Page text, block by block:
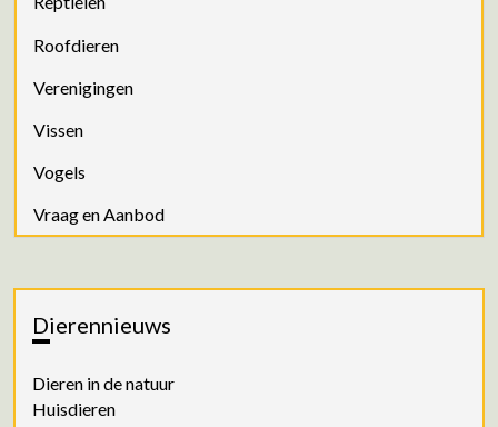
Roofdieren
Verenigingen
Vissen
Vogels
Vraag en Aanbod
Dierennieuws
Dieren in de natuur
Huisdieren